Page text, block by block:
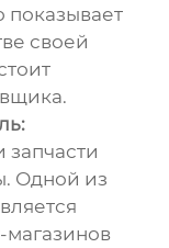
показывает
своей
Одной из
магазинов